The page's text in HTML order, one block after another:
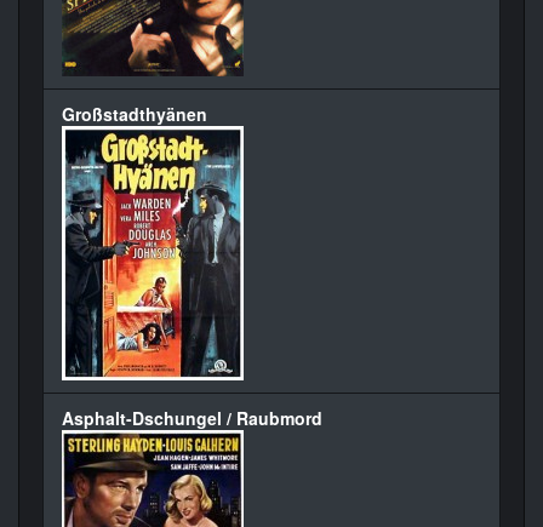
Großstadthyänen
Asphalt-Dschungel / Raubmord